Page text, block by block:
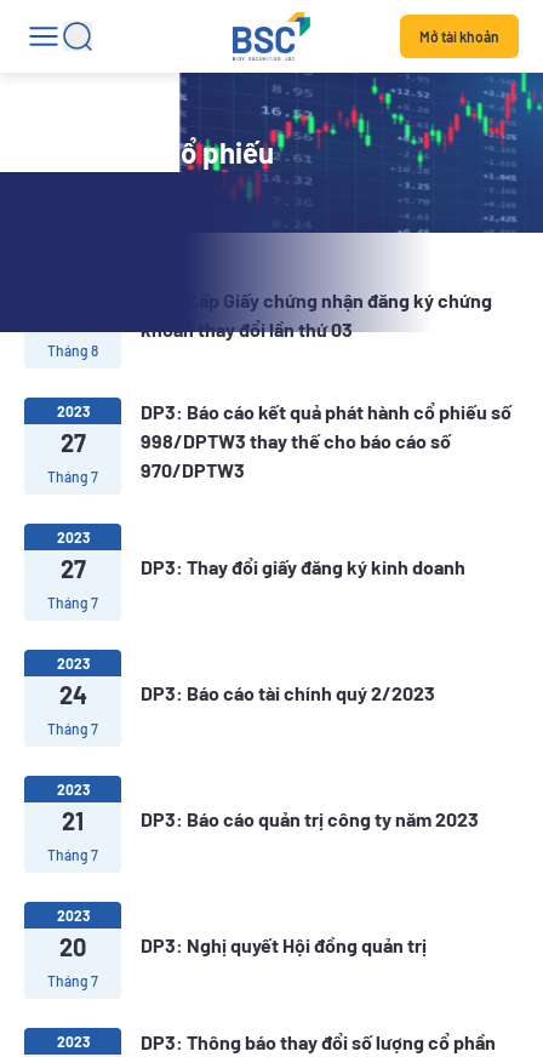
Mở tài khoản
Tin tức mã cổ phiếu
Tháng 8
DP3: Cấp Giấy chứng nhận đăng ký chứng
khoán thay đổi lần thứ 03
2023
27
Tháng 7
DP3: Báo cáo kết quả phát hành cổ phiếu số
998/DPTW3 thay thế cho báo cáo số
970/DPTW3
2023
27
Tháng 7
DP3: Thay đổi giấy đăng ký kinh doanh
2023
24
Tháng 7
DP3: Báo cáo tài chính quý 2/2023
2023
21
Tháng 7
DP3: Báo cáo quản trị công ty năm 2023
2023
20
Tháng 7
DP3: Nghị quyết Hội đồng quản trị
2023
DP3: Thông báo thay đổi số lượng cổ phần